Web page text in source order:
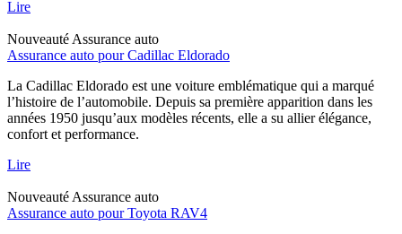
Lire
Nouveauté Assurance auto
Assurance auto pour Cadillac Eldorado
La Cadillac Eldorado est une voiture emblématique qui a marqué
l’histoire de l’automobile. Depuis sa première apparition dans les
années 1950 jusqu’aux modèles récents, elle a su allier élégance,
confort et performance.
Lire
Nouveauté Assurance auto
Assurance auto pour Toyota RAV4